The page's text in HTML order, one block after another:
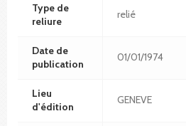
Type de
reliure
relié
Date de
publication
01/01/1974
Lieu
d'édition
GENEVE